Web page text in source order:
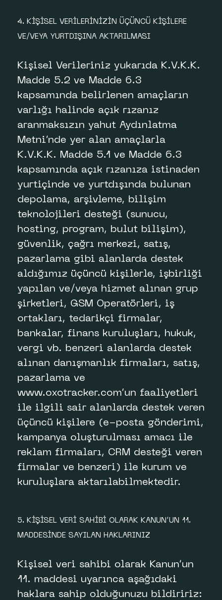
4. KİŞİSEL VERİLERİNİZİN ÜÇÜNCÜ KİŞİLERE
VE/VEYA YURTDIŞINA AKTARILMASI
Kişisel Verileriniz yukarıda K.V.K.K.
Madde 5.2 ve Madde 6.3
kapsamında belirlenen amaçların
varlığı halinde açık rızanız
aranmaksızın yahut Aydınlatma
Metni’nde yer alan amaçlarla
K.V.K.K. Madde 5.1 ve Madde 6.3
kapsamında açık rızanıza istinaden
yurtiçinde ve yurtdışında bulunan
depolama, arşivleme, bilişim
teknolojileri desteği (sunucu,
hosting, program, bulut bilişim),
güvenlik, çağrı merkezi, satış,
pazarlama gibi alanlarda destek
aldığımız üçüncü kişilerle, işbirliği
yapılan ve/veya hizmet alınan grup
şirketleri, GSM Operatörleri, iş
ortakları, tedarikçi firmalar,
bankalar, finans kuruluşları, hukuk,
vergi vb. benzeri alanlarda destek
alınan danışmanlık firmaları, satış,
pazarlama ve
www.oxotracker.com’un faaliyetleri
ile ilgili sair alanlarda destek veren
üçüncü kişilere (e-posta gönderimi,
kampanya oluşturulması amacı ile
reklam firmaları, CRM desteği veren
firmalar ve benzeri) ile kurum ve
kuruluşlara aktarılabilmektedir.
5. KİŞİSEL VERİ SAHİBİ OLARAK KANUN’UN 11.
MADDESİNDE SAYILAN HAKLARINIZ
Kişisel veri sahibi olarak Kanun’un
11. maddesi uyarınca aşağıdaki
haklara sahip olduğunuzu bildiririz: